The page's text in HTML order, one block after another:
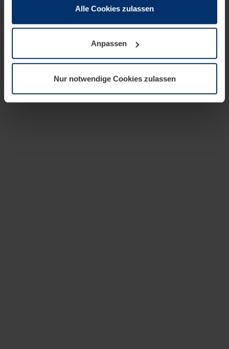
wenn diese für den Betrieb dieser Seite unbedingt
notwendig sind. Für alle anderen Cookie-Typen benötigen
wir Ihre Erlaubnis. Ihre Einwilligung können Sie jederzeit
Datenschutzerklärungunserer Website ändern oder
widerrufen.
Alle Cookies zulassen
Anpassen
Nur notwendige Cookies zulassen